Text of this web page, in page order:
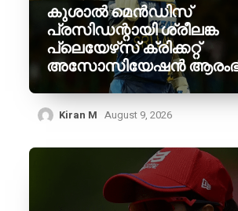
കുശാൽ മെൻഡിസ്
പ്രസിഡന്റായി ശ്രീലങ്ക
പ്ലെയേഴ്‌സ് ക്രിക്കറ്റ്
അസോസിയേഷൻ
Kiran M August 9, 2026